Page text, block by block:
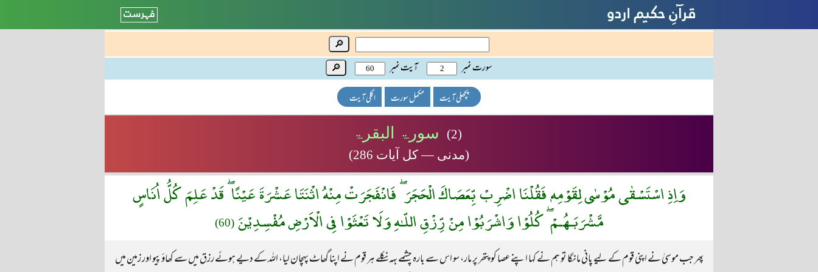
🔎
سورت نمبر آیت نمبر 🔎
پچھلی آیت مکمل سورت اگلی آیت
(2) سورۃ البقرۃ
(مدنی — کل آیات 286)
وَاِذِ اسْتَسْقٰى مُوْسٰى لِقَوْمِهٖ فَقُلْنَا اضْرِبْ بِّعَصَاكَ الْحَجَرَ ۖ فَانْفَجَرَتْ مِنْهُ اثْنَتَا عَشْرَةَ عَيْنًا ۖ قَدْ عَلِمَ كُلُّ اُنَاسٍ
مَّشْرَبَـهُـمْ ۖ كُلُوْا وَاشْرَبُوْا مِنْ رِّزْقِ اللّـٰهِ وَلَا تَعْثَوْا فِى الْاَرْضِ مُفْسِدِيْنَ(60)
پھر جب موسیٰ نے اپنی قوم کے لیے پانی مانگا تو ہم نے کہا اپنے عصا کو پتھر پر مار، سو اس سے بارہ چشمے بہہ نکلے ہر قوم نے اپنا گھاٹ پہچان لیا، اللہ کے دیے ہوئے رزق میں سے کھاؤ پیو اور زمین میں